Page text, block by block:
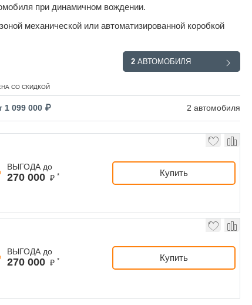
при динамичном вождении.
механической или автоматизированной коробкой
2 АВТОМОБИЛЯ
СО СКИДКОЙ
1 099 000 ₽ 2 автомобиля
ВЫГОДА до
270 000₽ * Купить
ВЫГОДА до
270 000₽ * Купить